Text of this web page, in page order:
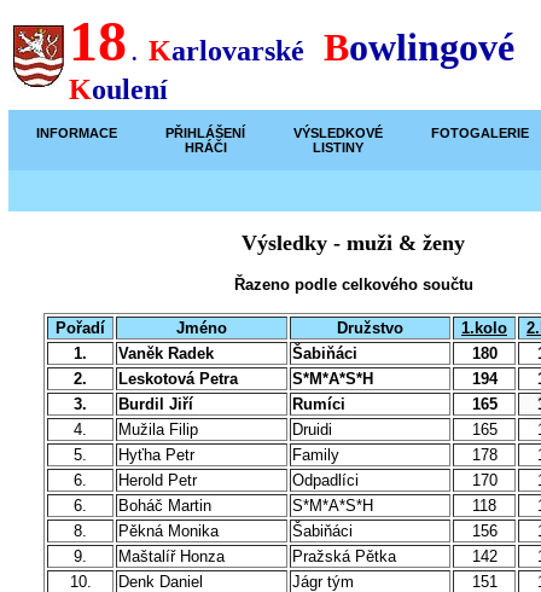
18 . Karlovarské Bowlingové
Koulení
INFORMACE
PŘIHLÁŠENÍ
HRÁČI
VÝSLEDKOVÉ
LISTINY
FOTOGALERIE
Výsledky - muži & ženy
Řazeno podle celkového součtu
Pořadí Jméno Družstvo 1.kolo
1.
Vaněk Radek Šabiňáci 180
2.
Leskotová Petra S*M*A*S*H 194
3.
Burdil Jiří Rumíci 165
4.
Mužila Filip Druidi 165
5.
Hyťha Petr Family 178
6.
Herold Petr Odpadlíci 170
6.
Boháč Martin S*M*A*S*H 118
8.
Pěkná Monika Šabiňáci 156
9.
Maštalíř Honza Pražská Pětka 142
10.
Denk Daniel Jágr tým 151